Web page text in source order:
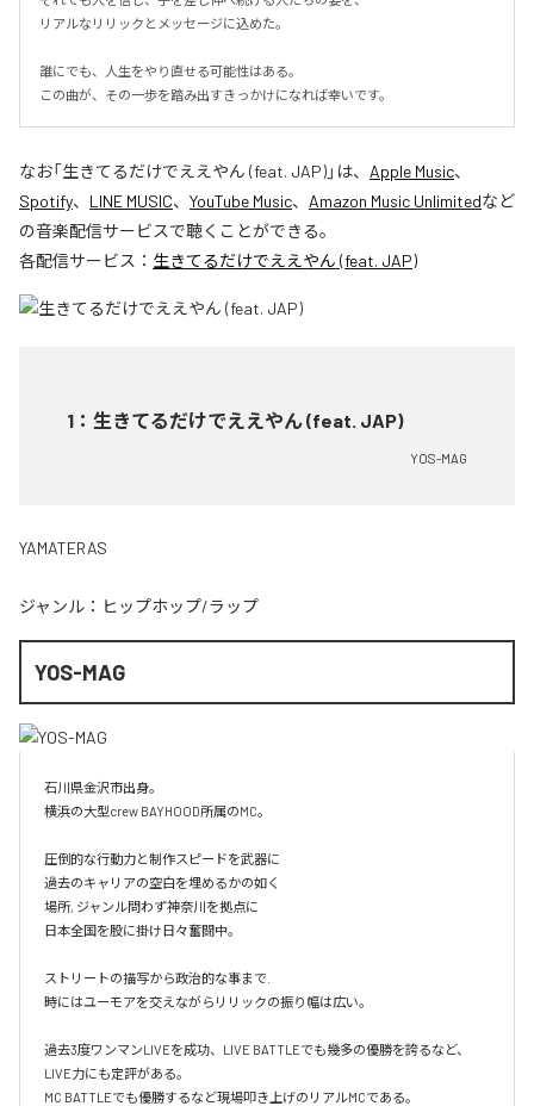
リアルなリリックとメッセージに込めた。
誰にでも、人生をやり直せる可能性はある。
この曲が、その一歩を踏み出すきっかけになれば幸いです。
なお「生きてるだけでええやん (feat. JAP)」は、 Apple Music、
Spotify、 LINE MUSIC、 YouTube Music、 Amazon Music Unlimitedなど
の音楽配信サービスで聴くことができる。
各配信サービス： 生きてるだけでええやん (feat. JAP)
1 ： 生きてるだけでええやん (feat. JAP)
YOS-MAG
YAMATERAS
ジャンル： ヒップホップ/ラップ
YOS-MAG
石川県金沢市出身。
横浜の大型crew BAYHOOD所属のMC。
圧倒的な行動力と制作スピードを武器に
過去のキャリアの空白を埋めるかの如く
場所, ジャンル問わず神奈川を拠点に
日本全国を股に掛け日々奮闘中。
ストリートの描写から政治的な事まで.
時にはユーモアを交えながらリリックの振り幅は広い。
過去3度ワンマンLIVEを成功、LIVE BATTLEでも幾多の優勝を誇るなど、
LIVE力にも定評がある。
MC BATTLEでも優勝するなど現場叩き上げのリアルMCである。